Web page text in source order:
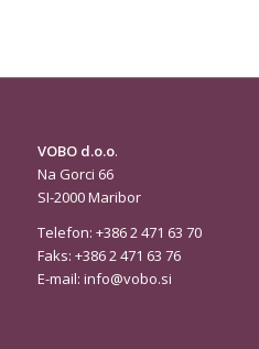
VOBO d.o.o.
Na Gorci 66
SI-2000 Maribor
Telefon: +386 2 471 63 70
Faks: +386 2 471 63 76
E-mail: info@vobo.si